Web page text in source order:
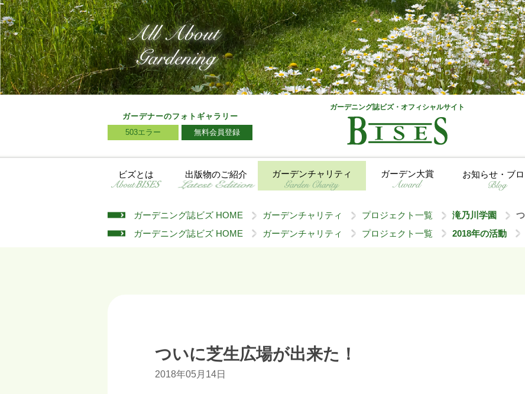
ガーデニング誌ビズ・オフィシャルサイト
ガーデナーのフォトギャラリー
503エラー
無料会員登録
ビズとは 出版物のご紹介 ガーデンチャリティ ガーデン大賞 お知らせ・ブ
ガーデニング誌ビズ HOME > ガーデンチャリティ > プロジェクト一覧 > 滝乃川学園 >
ガーデニング誌ビズ HOME
> ガーデンチャリティ > プロジェクト一覧 > 2018年の活動 >
ついに芝生広場が出来た！
2018年05月14日